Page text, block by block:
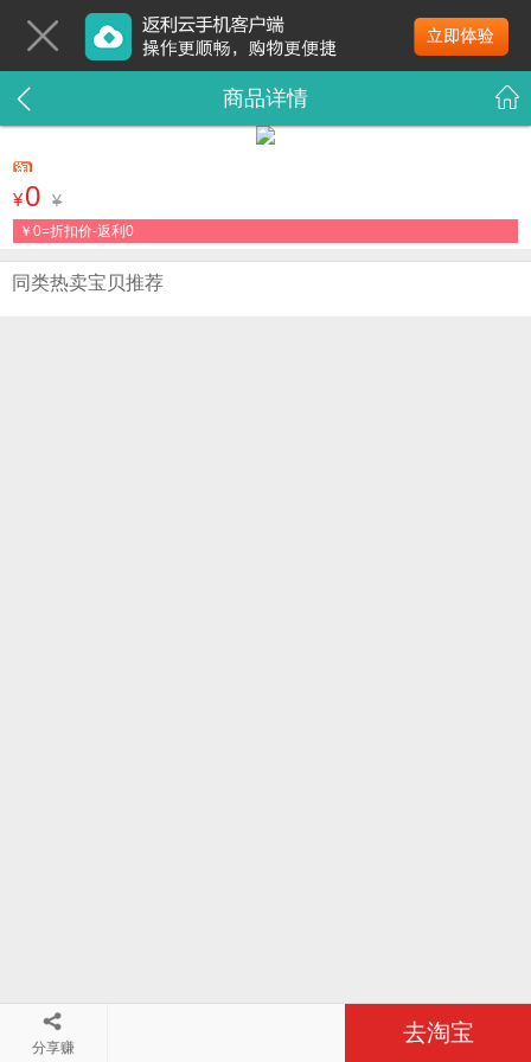
商品详情
¥0 ¥
￥0=折扣价-返利0
分享赚
去淘宝
同类热卖宝贝推荐